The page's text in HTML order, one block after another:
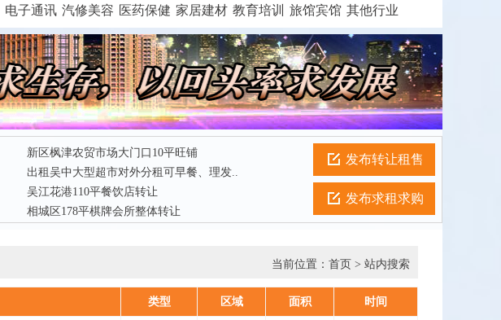
电子通讯 汽修美容 医药保健 家居建材 教育培训 旅馆宾馆 其他行业
发布转让租售
发布求租求购
新区枫津农贸市场大门口10平旺铺
出租吴中大型超市对外分租可早餐、理发..
吴江花港110平餐饮店转让
相城区178平棋牌会所整体转让
当前位置： 首页 > 站内搜索
类型 区域 面积 时间